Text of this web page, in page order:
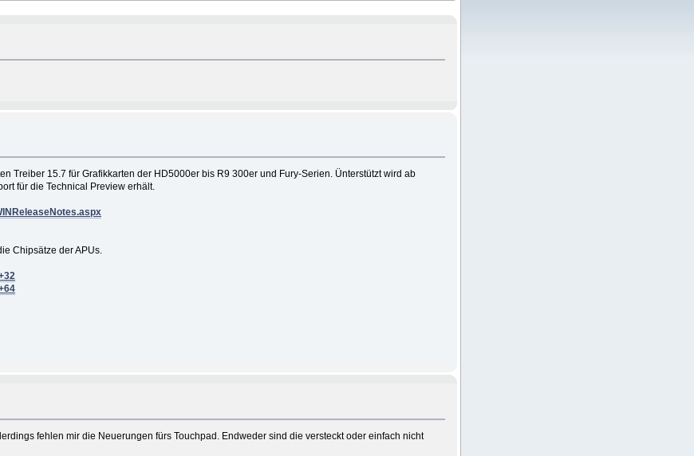
Treiber 15.7 für Grafikkarten der HD5000er bis R9 300er und Fury-Serien. Ünterstützt wird ab
für die Technical Preview erhält.
Chipsätze der APUs.
fehlen mir die Neuerungen fürs Touchpad. Endweder sind die versteckt oder einfach nicht